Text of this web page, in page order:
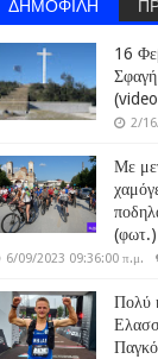
16
2/
Με
(φωτ.)
6/09/2023 09:36:00 π.μ.
Πολύ